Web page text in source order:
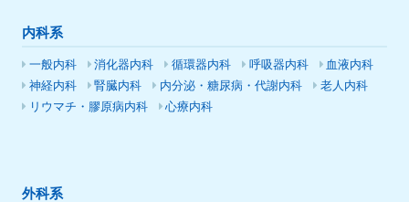
内科系
一般内科 消化器内科 循環器内科 呼吸器内科
血液内科
神経内科
腎臓内科 内分泌・糖尿病・代謝内科
老人内科
リウマチ・膠原病内科
心療内科
外科系